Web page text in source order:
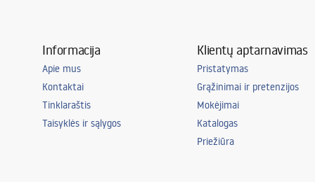
Informacija
Apie mus
Kontaktai
Tinklaraštis
Taisyklės ir sąlygos
Klientų aptarnavimas
Pristatymas
Grąžinimai ir pretenzijos
Mokėjimai
Katalogas
Priežiūra